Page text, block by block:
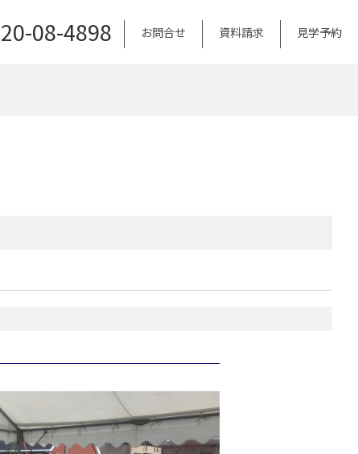
08-4898 お問合せ 資料請求 見学予約